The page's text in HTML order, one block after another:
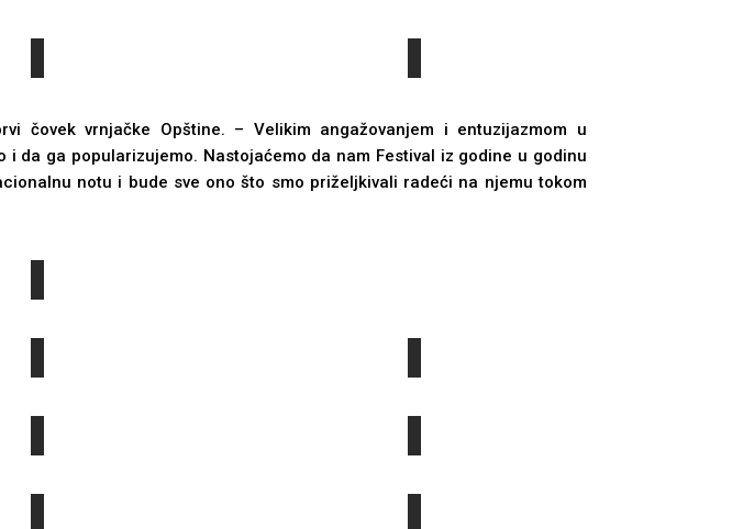
čovek vrnjačke Opštine. – Velikim angažovanjem i entuzijazmom u
da ga popularizujemo. Nastojaćemo da nam Festival iz godine u godinu
notu i bude sve ono što smo priželjkivali radeći na njemu tokom